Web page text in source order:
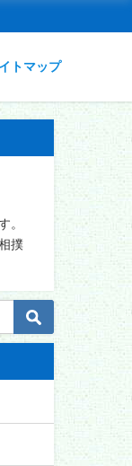
トマップ
年3月5日
。
撲